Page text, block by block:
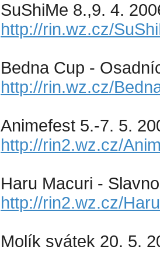
SuShiMe 8.,9. 4.
http://rin.wz.cz/
Bedna Cup -
http://rin.wz.cz/
Animefest 5.-7. 5.
http://rin2.wz.cz/
Haru Macuri -
http://rin2.wz.cz/
Molík svátek 20. 5.